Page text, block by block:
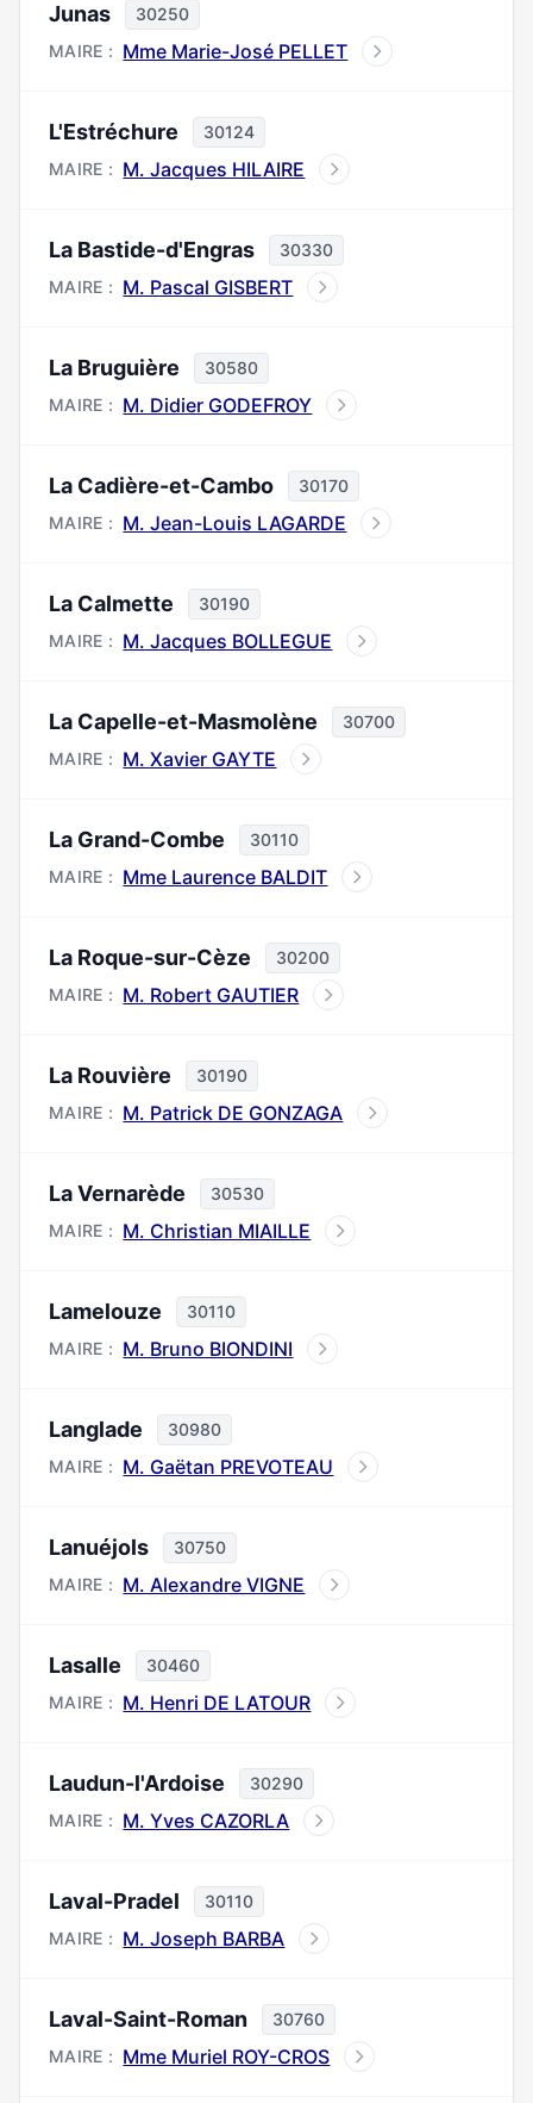
Junas
30250
MAIRE : Mme Marie-José PELLET
L'Estréchure
30124
MAIRE : M. Jacques HILAIRE
La Bastide-d'Engras
30330
MAIRE : M. Pascal GISBERT
La Bruguière
30580
MAIRE : M. Didier GODEFROY
La Cadière-et-Cambo
30170
MAIRE : M. Jean-Louis LAGARDE
La Calmette
30190
MAIRE : M. Jacques BOLLEGUE
La Capelle-et-Masmolène
30700
MAIRE : M. Xavier GAYTE
La Grand-Combe
30110
MAIRE : Mme Laurence BALDIT
La Roque-sur-Cèze
30200
MAIRE : M. Robert GAUTIER
La Rouvière
30190
MAIRE : M. Patrick DE GONZAGA
La Vernarède
30530
MAIRE : M. Christian MIAILLE
Lamelouze
30110
MAIRE : M. Bruno BIONDINI
Langlade
30980
MAIRE : M. Gaëtan PREVOTEAU
Lanuéjols
30750
MAIRE : M. Alexandre VIGNE
Lasalle
30460
MAIRE : M. Henri DE LATOUR
Laudun-l'Ardoise
30290
MAIRE : M. Yves CAZORLA
Laval-Pradel
30110
MAIRE : M. Joseph BARBA
Laval-Saint-Roman
30760
MAIRE : Mme Muriel ROY-CROS